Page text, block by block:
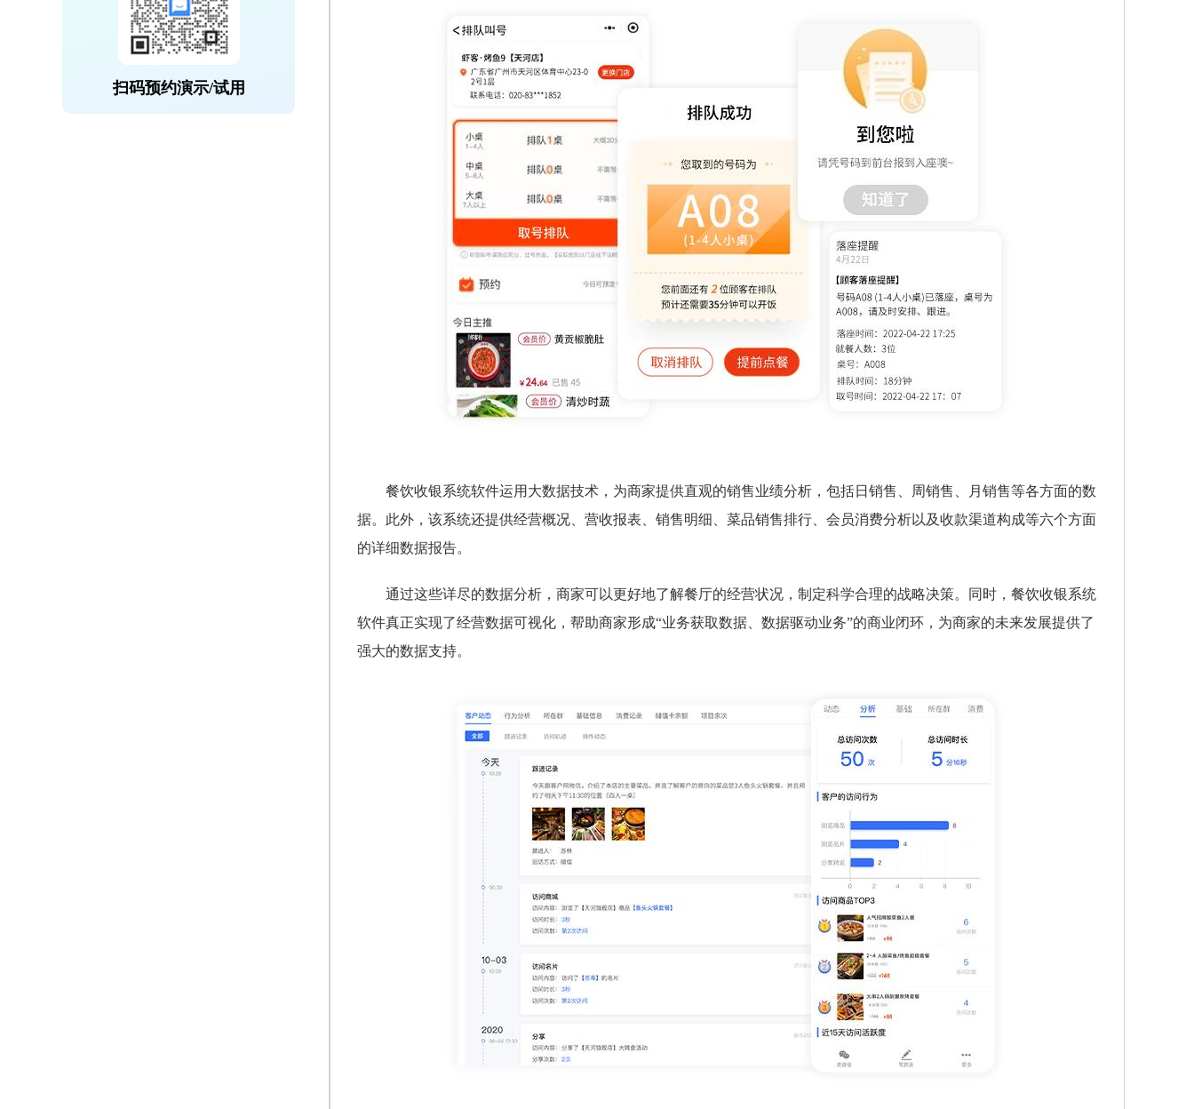
扫码预约演示/试用
餐饮收银系统软件运用大数据技术，为商家提供直观的销售业绩分析，包括日销售、周销售、月销售等各方面的数
据。此外，该系统还提供经营概况、营收报表、销售明细、菜品销售排行、会员消费分析以及收款渠道构成等六个方面
的详细数据报告。
通过这些详尽的数据分析，商家可以更好地了解餐厅的经营状况，制定科学合理的战略决策。同时，餐饮收银系统
软件真正实现了经营数据可视化，帮助商家形成“业务获取数据、数据驱动业务”的商业闭环，为商家的未来发展提供了
强大的数据支持。